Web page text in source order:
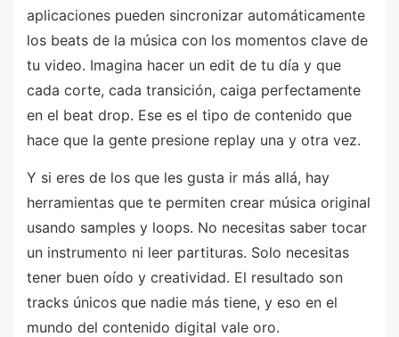
aplicaciones pueden sincronizar automáticamente
los beats de la música con los momentos clave de
tu video. Imagina hacer un edit de tu día y que
cada corte, cada transición, caiga perfectamente
en el beat drop. Ese es el tipo de contenido que
hace que la gente presione replay una y otra vez.
Y si eres de los que les gusta ir más allá, hay
herramientas que te permiten crear música original
usando samples y loops. No necesitas saber tocar
un instrumento ni leer partituras. Solo necesitas
tener buen oído y creatividad. El resultado son
tracks únicos que nadie más tiene, y eso en el
mundo del contenido digital vale oro.